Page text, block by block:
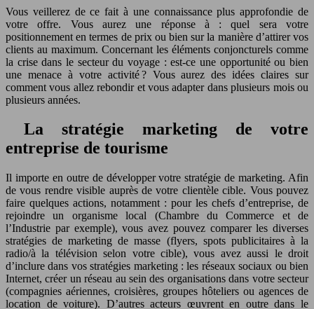
Vous veillerez de ce fait à une connaissance plus approfondie de
votre offre. Vous aurez une réponse à : quel sera votre
positionnement en termes de prix ou bien sur la manière d’attirer vos
clients au maximum. Concernant les éléments conjoncturels comme
la crise dans le secteur du voyage : est-ce une opportunité ou bien
une menace à votre activité ? Vous aurez des idées claires sur
comment vous allez rebondir et vous adapter dans plusieurs mois ou
plusieurs années.
La stratégie marketing de votre
entreprise de tourisme
Il importe en outre de développer votre stratégie de marketing. Afin
de vous rendre visible auprès de votre clientèle cible. Vous pouvez
faire quelques actions, notamment : pour les chefs d’entreprise, de
rejoindre un organisme local (Chambre du Commerce et de
l’Industrie par exemple), vous avez pouvez comparer les diverses
stratégies de marketing de masse (flyers, spots publicitaires à la
radio/à la télévision selon votre cible), vous avez aussi le droit
d’inclure dans vos stratégies marketing : les réseaux sociaux ou bien
Internet, créer un réseau au sein des organisations dans votre secteur
(compagnies aériennes, croisières, groupes hôteliers ou agences de
location de voiture). D’autres acteurs œuvrent en outre dans le